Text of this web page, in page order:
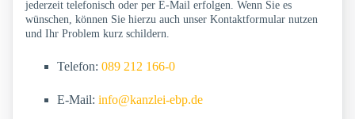
jederzeit telefonisch oder per E-Mail erfolgen. Wenn Sie es
wünschen, können Sie hierzu auch unser Kontaktformular nutzen
und Ihr Problem kurz schildern.
Telefon: 089 212 166-0
E-Mail: info@kanzlei-ebp.de